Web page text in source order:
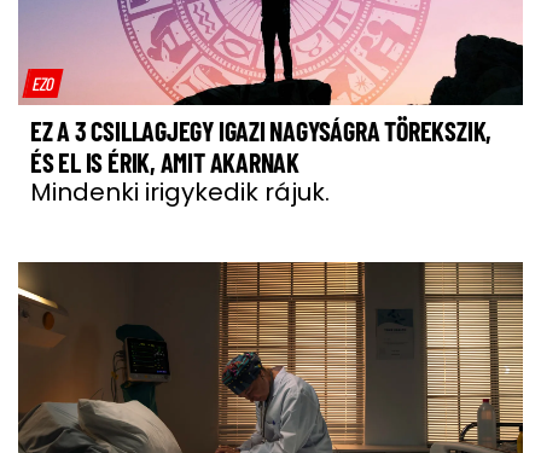
EZO
EZ A 3 CSILLAGJEGY IGAZI NAGYSÁGRA TÖREKSZIK,
ÉS EL IS ÉRIK, AMIT AKARNAK
Mindenki irigykedik rájuk.